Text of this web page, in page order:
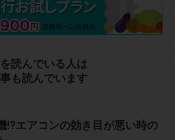
読んでいる人は
も読んでいます
!?エアコンの効き目が悪い時の